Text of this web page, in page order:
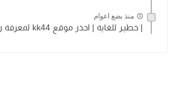
منذ بضع اعوام
| خطيـر للغاية | احذر موقع kk44 لمعرفة رقم الواي...